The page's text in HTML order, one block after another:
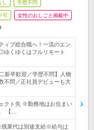
し 学歴不問
可 女性のおしごと掲載中
ィブ総合職へ！一流のエン
ゆくゆくはフルリモート
新卒歓迎／学歴不問】人物
不問／正社員デビューも大
クト先 ※勤務地はお住まい
【…
業代は別途支給※給与は